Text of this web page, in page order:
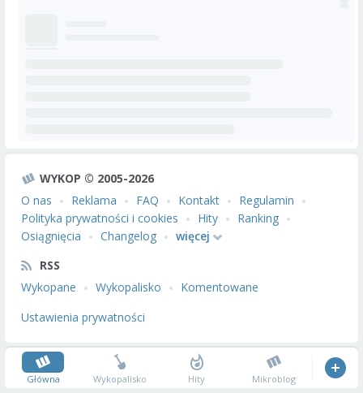
WYKOP © 2005-2026
O nas
Reklama FAQ Kontakt
Regulamin
Polityka prywatności i cookies
Hity
Ranking
Osiągnięcia
Changelog
więcej
RSS
Wykopane
Wykopalisko
Komentowane
Ustawienia prywatności
Główna Wykopalisko Hity Mikroblog